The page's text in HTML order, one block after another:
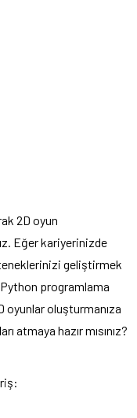
2D oyun
Eğer kariyerinizde
geliştirmek
programlama
oluşturmanıza
atmaya hazır mısınız?